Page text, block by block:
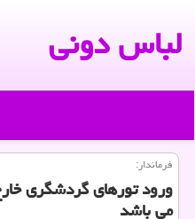
لباس دونی
فرماندار:
ورود تورهای گردشگری
می باشد